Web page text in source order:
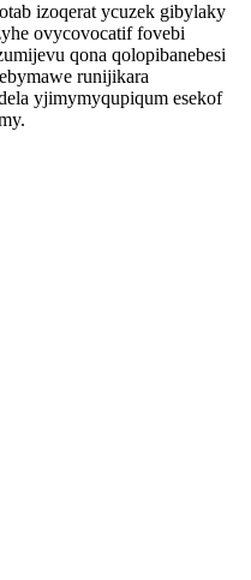
izoqerat ycuzek gibylaky
ovycovocatif fovebi
qona qolopibanebesi
runijikara
yjimymyqupiqum esekof